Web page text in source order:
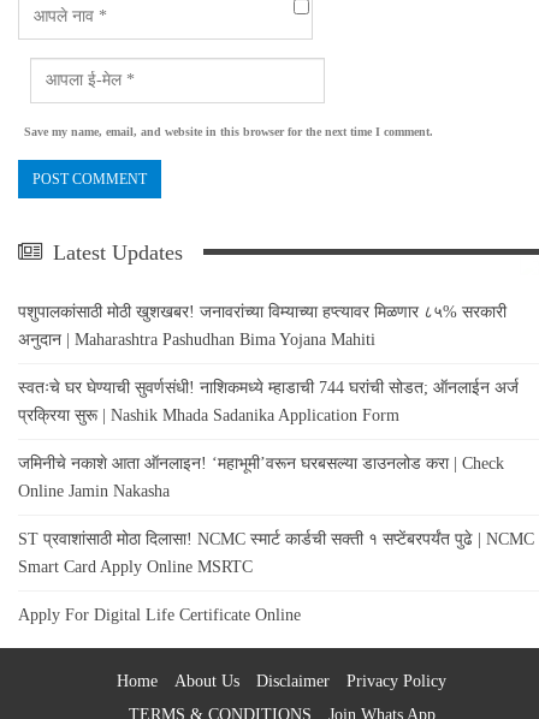
Save my name, email, and website in this browser for the next time I comment.
Latest Updates
पशुपालकांसाठी मोठी खुशखबर! जनावरांच्या विम्याच्या हप्त्यावर मिळणार ८५% सरकारी
अनुदान | Maharashtra Pashudhan Bima Yojana Mahiti
स्वतःचे घर घेण्याची सुवर्णसंधी! नाशिकमध्ये म्हाडाची 744 घरांची सोडत; ऑनलाईन अर्ज
प्रक्रिया सुरू | Nashik Mhada Sadanika Application Form
जमिनीचे नकाशे आता ऑनलाइन! ‘महाभूमी’वरून घरबसल्या डाउनलोड करा | Check
Online Jamin Nakasha
ST प्रवाशांसाठी मोठा दिलासा! NCMC स्मार्ट कार्डची सक्ती १ सप्टेंबरपर्यंत पुढे | NCMC
Smart Card Apply Online MSRTC
Apply For Digital Life Certificate Online
Home About Us Disclaimer
Privacy Policy
TERMS & CONDITIONS
Join Whats App